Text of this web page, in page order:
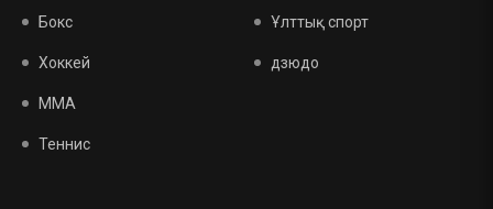
Бокс
Хоккей
MMA
Теннис
Ұлттық спорт
дзюдо